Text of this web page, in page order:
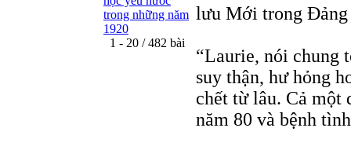
trong những năm
1920
1 - 20 / 482 bài
lưu Mới trong
“Laurie, nói chung
suy thận, hư hỏng
chết từ lâu. Cả một
năm 80 và bệnh